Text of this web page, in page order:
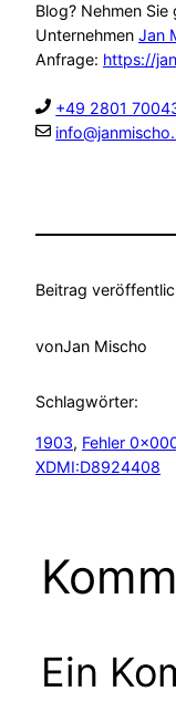
Blog? Nehmen
Unternehmen Jan
Anfrage: https://
+49 2801
Beitrag
vonJan Mischo
Schlagwörter:
1903, Fehler
XDMI:D8924408
Ein